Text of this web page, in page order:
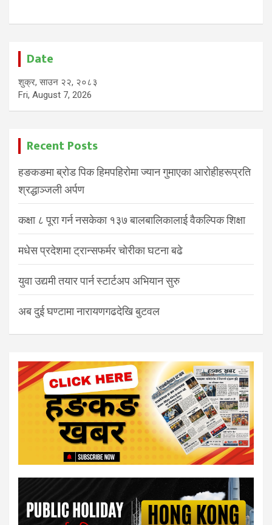
Date
शुक्र, साउन २२, २०८३
Fri, August 7, 2026
Recent Posts
हङकङमा ब्रोड पिक हिमपहिरोमा ज्यान गुमाएका आरोहीहरूप्रति
श्रद्धाञ्जली अर्पण
कक्षा ८ पूरा गर्न नसकेका १३७ बालबालिकालाई वैकल्पिक शिक्षा
मधेस प्रदेशमा ट्रान्सफर्मर चोरीका घटना बढे
युवा उद्यमी तयार पार्न स्टार्टअप अभियान सुरु
अब दुई घण्टामा नारायणगढदेखि बुटवल